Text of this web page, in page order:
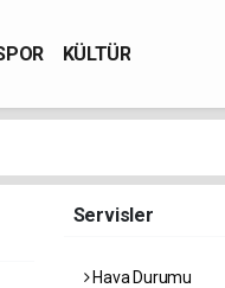
KÜLTÜR
Servisler
Hava Durumu